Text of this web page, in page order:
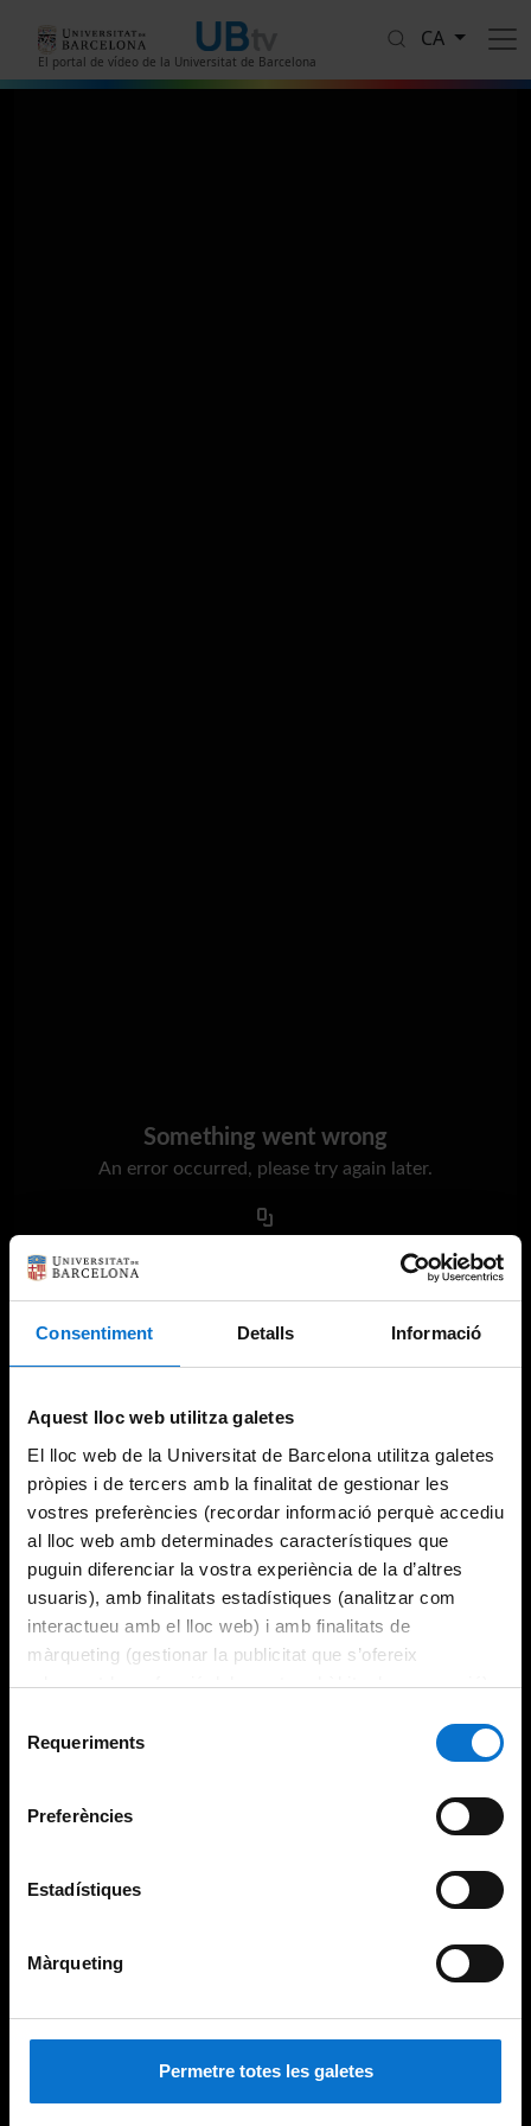
Consentiment Detalls Informació
Aquest lloc web utilitza galetes
El lloc web de la Universitat de Barcelona utilitza galetes
pròpies i de tercers amb la finalitat de gestionar les
vostres preferències (recordar informació perquè accediu
al lloc web amb determinades característiques que
puguin diferenciar la vostra experiència de la d’altres
usuaris), amb finalitats estadístiques (analitzar com
interactueu amb el lloc web) i amb finalitats de
màrqueting (gestionar la publicitat que s’ofereix
adequant-la en funció dels vostres hàbits de navegació).
consultar laPolítica de galetes del lloc web de la
Requeriments
Preferències
Estadístiques
Màrqueting
Permetre totes les galetes
El portal de vídeo de la Universitat de Barcelona
CA
Something went wrong
An error occurred, please try again later.